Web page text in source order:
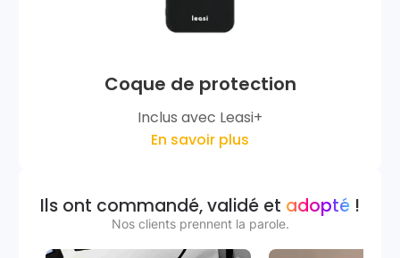
Coque de protection
Inclus avec Leasi+
En savoir plus
Ils ont commandé, validé et adopté !
Nos clients prennent la parole.